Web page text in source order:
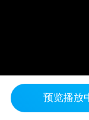
预览播放